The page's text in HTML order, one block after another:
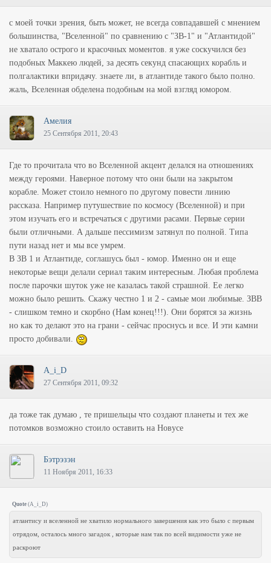
с моей точки зрения, быть может, не всегда совпадавшей с мнением
большинства, "Вселенной" по сравнению с "ЗВ-1" и "Атлантидой"
не хватало острого и красочных моментов. я уже соскучился без
подобных Маккею людей, за десять секунд спасающих корабль и
полгалактики впридачу. знаете ли, в атлантиде такого было полно.
жаль, Вселенная обделена подобным на мой взгляд юмором.
Амелия
25 Сентября 2011, 20:43
Где то прочитала что во Вселенной акцент делался на отношениях
между героями. Наверное потому что они были на закрытом
корабле. Может стоило немного по другому повести линию
рассказа. Например путушествие по космосу (Вселенной) и при
этом изучать его и встречаться с другими расами. Первые серии
были отличными. А дальше пессимизм затянул по полной. Типа
пути назад нет и мы все умрем.
В ЗВ 1 и Атлантиде, соглашусь был - юмор. Именно он и еще
некоторые вещи делали сериал таким интересным. Любая проблема
после парочки шуток уже не казалась такой страшной. Ее легко
можно было решить. Скажу честно 1 и 2 - самые мои любимые. ЗВВ
- слишком темно и скорбно (Нам конец!!!). Они борятся за жизнь
но как то делают это на грани - сейчас проснусь и все. И эти камни
просто добивали.
A_i_D
27 Сентября 2011, 09:32
да тоже так думаю , те пришельцы что создают планеты и тех же
потомков возможно стоило оставить на Новусе
Бэтрэзэн
11 Ноября 2011, 16:33
Quote (A_i_D)
атлантису и вселенной не хватило нормального завершения как это было с первым
отрядом, осталось много загадок , которые нам так по всей видимости уже не
раскроют